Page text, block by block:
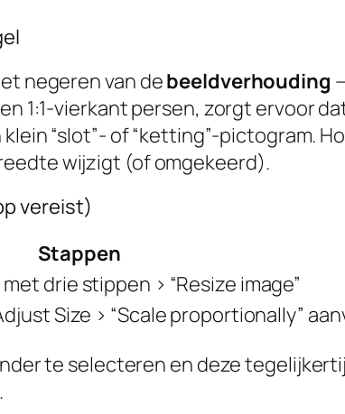
negeren van debeeldverhouding
1:1-vierkant persen, zorgt ervoor
“slot”- of “ketting”-pictogram.
wijzigt (of omgekeerd).
vereist)
Stappen
drie stippen > “Resize image”
Size > “Scale proportionally”
te selecteren en deze